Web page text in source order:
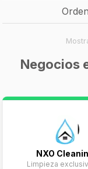
Negocios
NXO
Limpieza